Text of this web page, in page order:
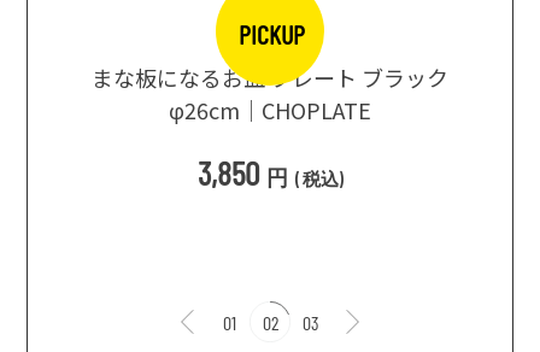
PICKUP
まな板になるお皿 プレート ブラック
φ26cm｜CHOPLATE
3,850 円 (税込)
01 02 03